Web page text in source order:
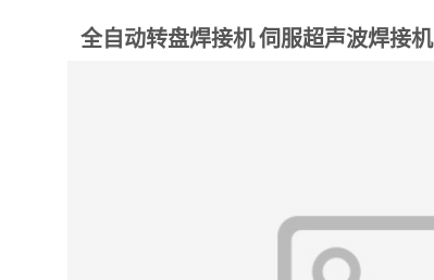
全自动转盘焊接机伺服超声波焊接机